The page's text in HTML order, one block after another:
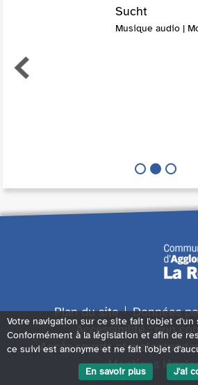
Sucht
Musique audio |
Plan du site
Données
Accessibilité : non
Accès sourds et
Mentions
Votre navigation sur ce site fait l'objet d'un
Conformément à la législation et afin de
ce suivi est anonyme et ne fait l'objet
En savoir plus
J'ai